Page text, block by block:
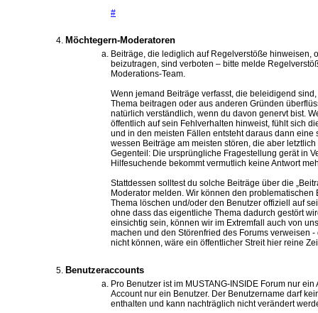
#
Möchtegern-Moderatoren
Beiträge, die lediglich auf Regelverstöße hinweisen,
beizutragen, sind verboten – bitte melde
Moderations-Team.
Wenn jemand Beiträge verfasst, die beleidigend
Thema beitragen oder aus anderen Gründen
natürlich verständlich, wenn du davon genervt bist.
öffentlich auf sein Fehlverhalten hinweist, fühlt sich
und in den meisten Fällen entsteht daraus dann eine
wessen Beiträge am meisten stören, die aber
Gegenteil: Die ursprüngliche Fragestellung gerät in
Hilfesuchende bekommt vermutlich keine Antwort
Stattdessen solltest du solche Beiträge über die
Moderator melden. Wir können den problematischen
Thema löschen und/oder den Benutzer offiziell auf
ohne dass das eigentliche Thema dadurch gestört
einsichtig sein, können wir im Extremfall auch von
machen und den Störenfried des Forums verweisen
nicht können, wäre ein öffentlicher Streit hier reine
Benutzeraccounts
Pro Benutzer ist im MUSTANG-INSIDE Forum nur
Account nur ein Benutzer. Der Benutzername darf
enthalten und kann nachträglich nicht verändert